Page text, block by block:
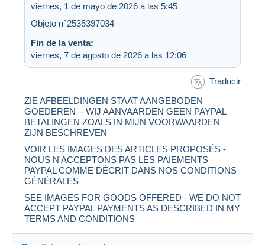
viernes, 1 de mayo de 2026 a las 5:45
Objeto n°2535397034
Fin de la venta:
viernes, 7 de agosto de 2026 a las 12:06
Traducir
ZIE AFBEELDINGEN STAAT AANGEBODEN
GOEDEREN - WIJ AANVAARDEN GEEN PAYPAL
BETALINGEN ZOALS IN MIJN VOORWAARDEN
ZIJN BESCHREVEN
VOIR LES IMAGES DES ARTICLES PROPOSÉS -
NOUS N'ACCEPTONS PAS LES PAIEMENTS
PAYPAL COMME DÉCRIT DANS NOS CONDITIONS
GÉNÉRALES
SEE IMAGES FOR GOODS OFFERED - WE DO NOT
ACCEPT PAYPAL PAYMENTS AS DESCRIBED IN MY
TERMS AND CONDITIONS